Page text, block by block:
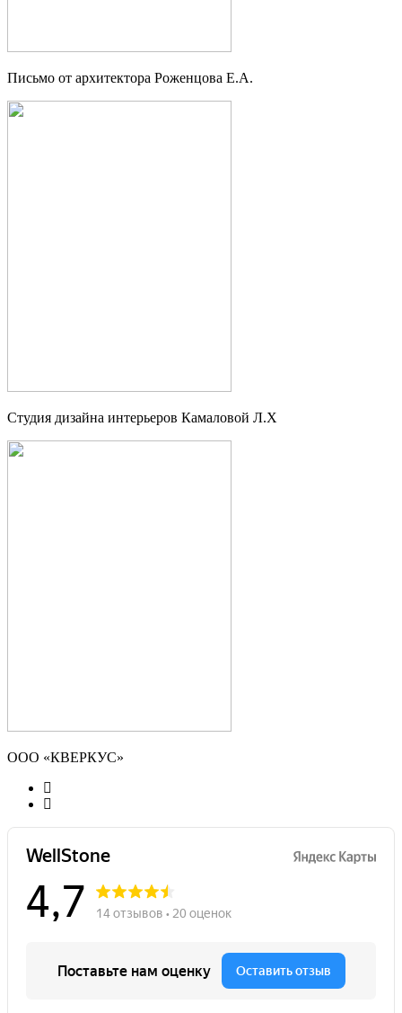
Письмо от архитектора Роженцова Е.А.
Студия дизайна интерьеров Камаловой Л.Х
ООО «КВЕРКУС»